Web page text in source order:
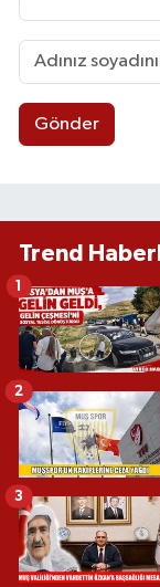
Gönder
Trend
1
2
3